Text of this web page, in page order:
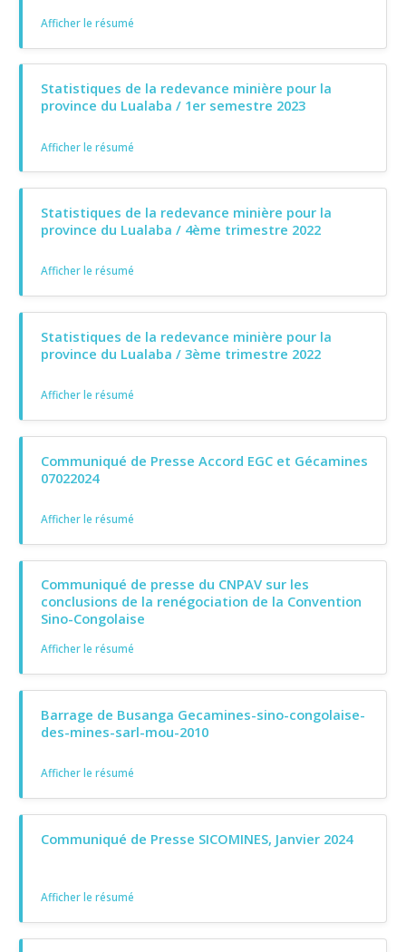
Afficher le résumé
Statistiques de la redevance minière pour la
province du Lualaba / 1er semestre 2023
Afficher le résumé
Statistiques de la redevance minière pour la
province du Lualaba / 4ème trimestre 2022
Afficher le résumé
Statistiques de la redevance minière pour la
province du Lualaba / 3ème trimestre 2022
Afficher le résumé
Communiqué de Presse Accord EGC et Gécamines
07022024
Afficher le résumé
Communiqué de presse du CNPAV sur les
conclusions de la renégociation de la Convention
Sino-Congolaise
Afficher le résumé
Barrage de Busanga Gecamines-sino-congolaise-
des-mines-sarl-mou-2010
Afficher le résumé
Communiqué de Presse SICOMINES, Janvier 2024
Afficher le résumé